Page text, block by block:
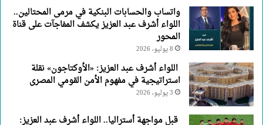
واتساب والحسابات البنكية في مرمى المحتالين..
اللواء أشرف عبد العزيز يكشف المفاجآت على قناة
المحور
8 يوليو، 2026
اللواء أشرف عبد العزيز: «الأوكتاجون» نقلة
استراتيجية في مفهوم الأمن القومي المصرى
3 يوليو، 2026
قبل مواجهة أستراليا.. اللواء أشرف عبد العزيز: